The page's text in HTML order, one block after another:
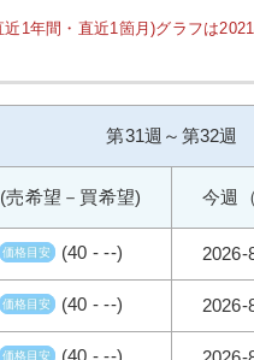
1年間・直近1箇月)グラフは
第31週～第32週
望－買希望) 今週
価格目安 (40 - --)
価格目安 (40 - --)
価格目安 (40 - --)
2026-
2026-